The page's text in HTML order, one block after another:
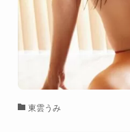
東雲うみ